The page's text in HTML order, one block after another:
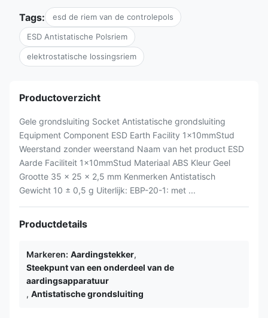
Tags: esd de riem van de controlepols
ESD Antistatische Polsriem
elektrostatische lossingsriem
Productoverzicht
Gele grondsluiting Socket Antistatische grondsluiting
Equipment Component ESD Earth Facility 1x10mmStud
Weerstand zonder weerstand Naam van het product ESD
Aarde Faciliteit 1x10mmStud Materiaal ABS Kleur Geel
Grootte 35 x 25 x 2,5 mm Kenmerken Antistatisch
Gewicht 10 ± 0,5 g Uiterlijk: EBP-20-1: met ...
Productdetails
Markeren: Aardingstekker,
Steekpunt van een onderdeel van de
aardingsapparatuur
, Antistatische grondsluiting